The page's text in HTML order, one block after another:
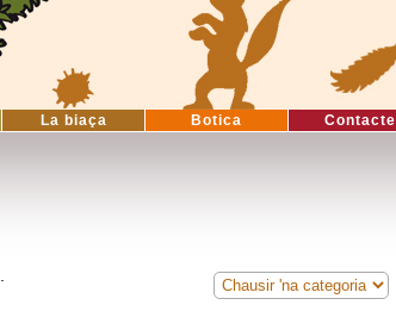
La biaça Botica Contacte